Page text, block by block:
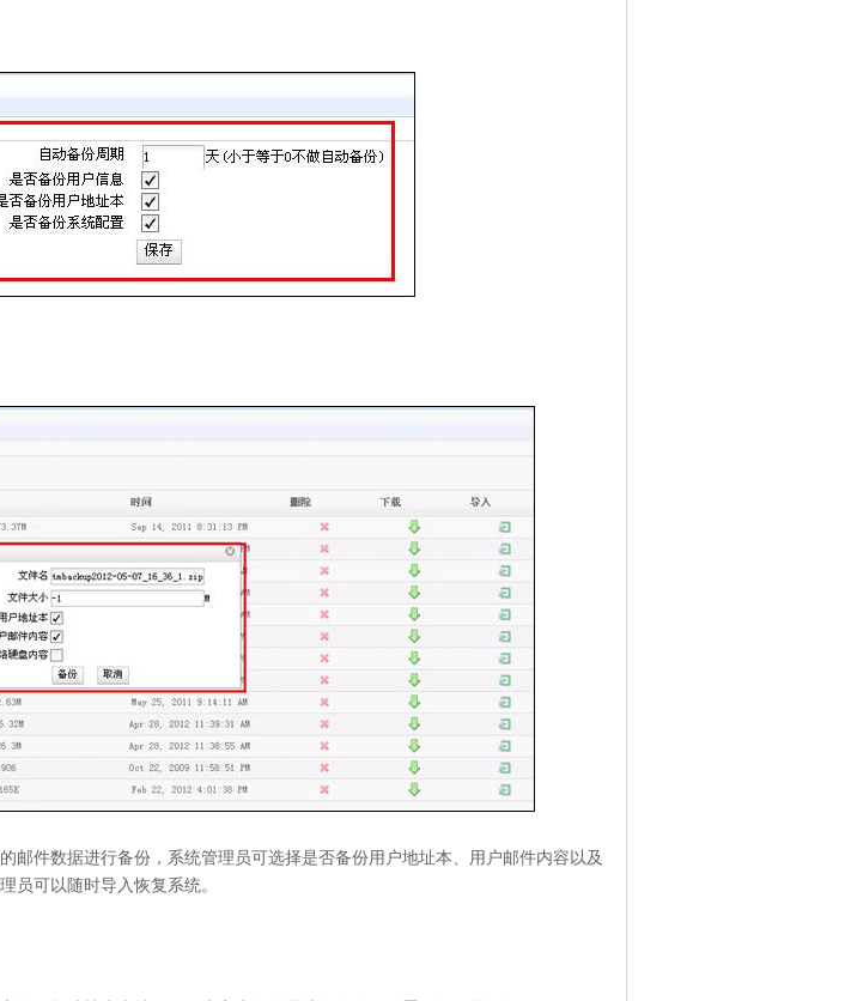
邮件数据进行备份，系统管理员可选择是否备份用户地址本、用户邮件内容以及
员可以随时导入恢复系统。